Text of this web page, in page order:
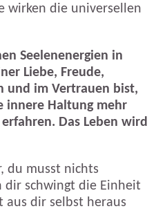
wirken die universellen
Seelenenergien in
Liebe, Freude,
und im Vertrauen bist,
innere Haltung mehr
Das Leben wird
du musst nichts
dir schwingt die Einheit
dir selbst heraus